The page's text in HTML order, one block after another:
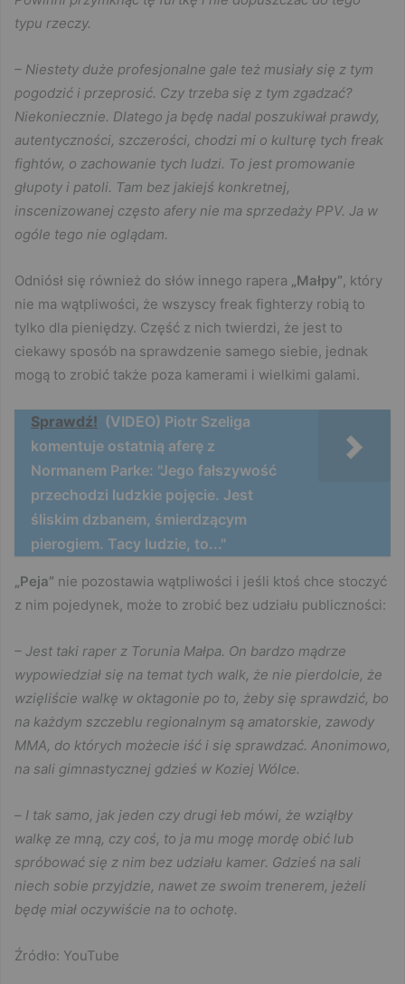
typu rzeczy.
– Niestety duże profesjonalne gale też musiały się z tym
pogodzić i przeprosić. Czy trzeba się z tym zgadzać?
Niekoniecznie. Dlatego ja będę nadal poszukiwał prawdy,
autentyczności, szczerości, chodzi mi o kulturę tych freak
fightów, o zachowanie tych ludzi. To jest promowanie
głupoty i patoli. Tam bez jakiejś konkretnej,
inscenizowanej często afery nie ma sprzedaży PPV. Ja w
ogóle tego nie oglądam.
Odniósł się również do słów innego rapera „Małpy”, który
nie ma wątpliwości, że wszyscy freak fighterzy robią to
tylko dla pieniędzy. Część z nich twierdzi, że jest to
ciekawy sposób na sprawdzenie samego siebie, jednak
mogą to zrobić także poza kamerami i wielkimi galami.
Sprawdź! (VIDEO) Piotr Szeliga
komentuje ostatnią aferę z
Normanem Parke: "Jego fałszywość
przechodzi ludzkie pojęcie. Jest
śliskim dzbanem, śmierdzącym
pierogiem. Tacy ludzie, to..."
„Peja” nie pozostawia wątpliwości i jeśli ktoś chce stoczyć
z nim pojedynek, może to zrobić bez udziału publiczności:
– Jest taki raper z Torunia Małpa. On bardzo mądrze
wypowiedział się na temat tych walk, że nie pierdolcie, że
wzięliście walkę w oktagonie po to, żeby się sprawdzić, bo
na każdym szczeblu regionalnym są amatorskie, zawody
MMA, do których możecie iść i się sprawdzać. Anonimowo,
na sali gimnastycznej gdzieś w Koziej Wólce.
– I tak samo, jak jeden czy drugi łeb mówi, że wziąłby
walkę ze mną, czy coś, to ja mu mogę mordę obić lub
spróbować się z nim bez udziału kamer. Gdzieś na sali
niech sobie przyjdzie, nawet ze swoim trenerem, jeżeli
będę miał oczywiście na to ochotę.
Źródło: YouTube